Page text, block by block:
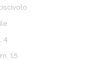
4
1,5